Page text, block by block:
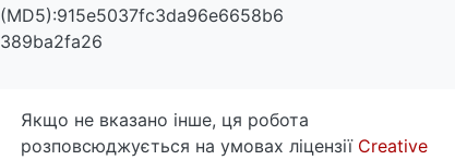
(MD5):915e5037fc3da96e6658b6
389ba2fa26
Якщо не вказано інше, ця робота
розповсюджується на умовах ліцензії Creative